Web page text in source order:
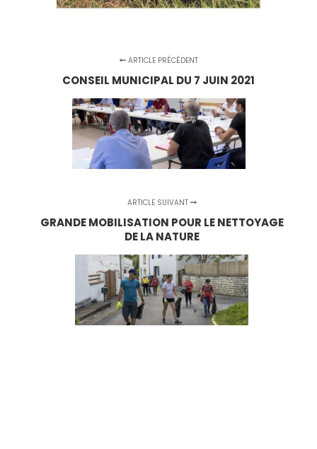
ARTICLE PRÉCÉDENT
CONSEIL MUNICIPAL DU 7 JUIN 2021
ARTICLE SUIVANT
GRANDE MOBILISATION POUR LE NETTOYAGE
DE LA NATURE